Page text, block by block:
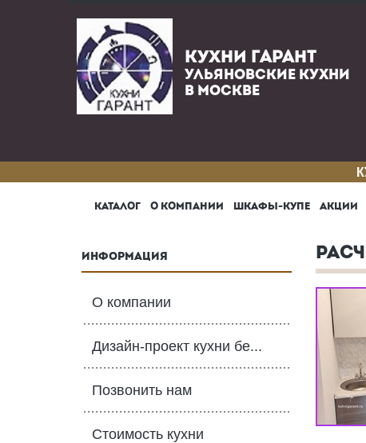
КУХНИ ГАРАНТ
УЛЬЯНОВСКИЕ КУХНИ
В МОСКВЕ
КАТАЛОГ О КОМПАНИИ ШКАФЫ-КУПЕ АКЦИИ
ИНФОРМАЦИЯ
О компании
Дизайн-проект кухни бе...
Позвонить нам
Стоимость кухни